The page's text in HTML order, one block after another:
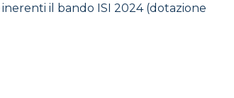
il bando ISI 2024 (dotazione